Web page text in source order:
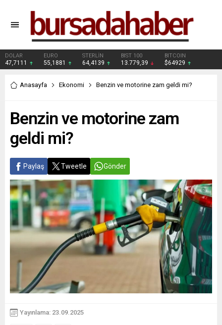
DOLAR
47,7111
EURO
55,1881
STERLİN
64,4139
BIST 100
13.779,39
BITCOIN
$64929
Anasayfa Ekonomi Benzin ve motorine zam geldi mi?
Benzin ve motorine zam
geldi mi?
Paylaş Tweetle Gönder
Yayınlama: 23.09.2025